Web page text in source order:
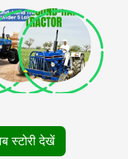
स्टोरी देखें